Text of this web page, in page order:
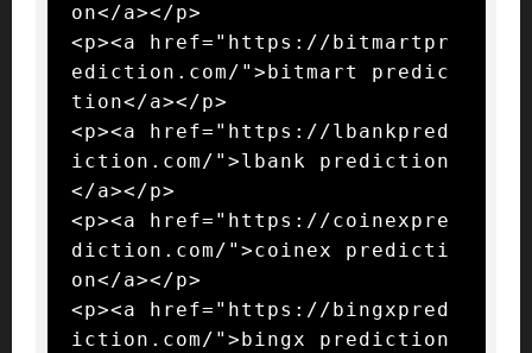
on</a></p>
<p><a href="https://bitmartpr
ediction.com/">bitmart predic
tion</a></p>
<p><a href="https://lbankpred
iction.com/">lbank prediction
</a></p>
<p><a href="https://coinexpre
diction.com/">coinex predicti
on</a></p>
<p><a href="https://bingxpred
iction.com/">bingx prediction